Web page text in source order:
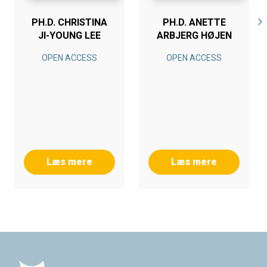
PH.D. CHRISTINA
JI-YOUNG LEE
OPEN ACCESS
Læs mere
PH.D. ANETTE
ARBJERG HØJEN
OPEN ACCESS
Læs mere